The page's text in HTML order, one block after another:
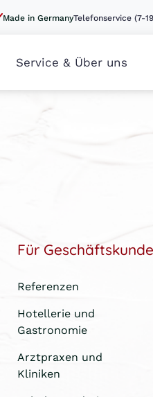
Made in GermanyTelefonservice (7-
Service & Über uns
Für
Referenzen
Hotellerie und
Gastronomie
Arztpraxen und
Kliniken